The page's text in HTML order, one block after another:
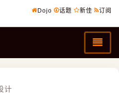
Dojo 话题 新佳 订阅
计